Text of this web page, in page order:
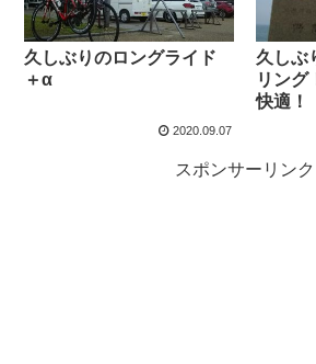
久しぶりのロングライド
＋α
2020.09.07
久しぶ
リング
快適！
スポンサーリンク